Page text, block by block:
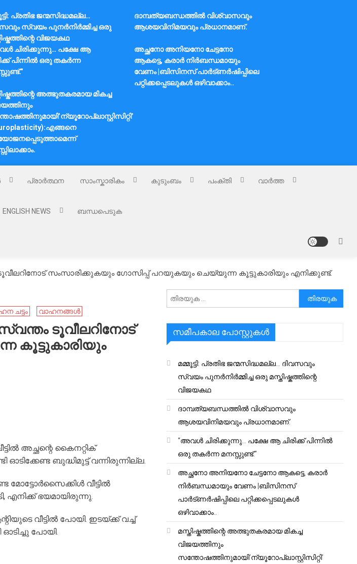
പ്രതിഭ ജന്മസിദ്ധമല്ല…
സ്വയം പുനർനിർമ്മിച്ച ഒരു
വിജയകഥ
ദാമ്പത്യബന്ധത്തിൽ വിശ്വാസവും
ആശയവിനിമയവും പ്രധാനമാണ്.
ചിരിക്കുന്നു… പക്ഷേ ആ
പിന്നിൽ ഒരു തകർന്ന
അച്ഛനോ അനിയനോ ചേട്ടനോ
ആകട്ടെ, കരാർ നിർബന്ധമായും
വേണം |ബിസിനസ് പാർട്ണർഷിപ്പിലെ
പറ്റിക്കപ്പെടലുകൾ ഒഴിവാക്കാം..
അത്ഭുതകരമായ മികച്ച
പ്രാർത്ഥന സാംസ്കാരികം കുടുംബം പംക്തി വാർത്ത
ENGLISH NEWS ബന്ധപെടുക
സംസാരിക്കുകയും ഗോസിപ്പ് പറയുകയും ചെയ്യുന്ന കൂട്ടുകാരിയും എനിക്കുണ്ട്.
ചട്ടം വാഹനങ്ങള്‍
ടൂവീലറിനോട്
കൂട്ടുകാരിയും
അച്ഛന്റെ കൈനറ്റിക്
ബുദ്ധിമുട്ട് വന്നിരുന്നില്ല.
വീട്ടിൽ
എനിക്ക് ഭയമായിരുന്നു.
വീട്ടിൽ പോയി. ഇടയ്ക്ക് വച്ച്
പോയി.
അനേഷിക്കുക
സമീപകാല പോസ്റ്റുകൾ
മമ്മൂട്ടി: പ്രതിഭ ജന്മസിദ്ധമല്ല… ദിവസവും
സ്വയം പുനർനിർമ്മിച്ച ഒരു മസ്തിഷ്കത്തിന്റെ
വിജയകഥ
ദാമ്പത്യബന്ധത്തിൽ വിശ്വാസവും
ആശയവിനിമയവും പ്രധാനമാണ്.
“അവൾ ചിരിക്കുന്നു… പക്ഷേ ആ ചിരിക്ക് പിന്നിൽ
ഒരു തകർന്ന മനസ്സുണ്ട്.”
അച്ഛനോ അനിയനോ ചേട്ടനോ ആകട്ടെ, കരാർ
നിർബന്ധമായും വേണം |ബിസിനസ്
പാർട്ണർഷിപ്പിലെ പറ്റിക്കപ്പെടലുകൾ
ഒഴിവാക്കാം..
മസ്തിഷ്കത്തിന്റെ അത്ഭുതകരമായ മികച്ച
വിജയത്തിനും
സന്തോഷത്തിനുമായി’ന്യൂറോപ്ലാസ്റ്റിസിറ്റി’